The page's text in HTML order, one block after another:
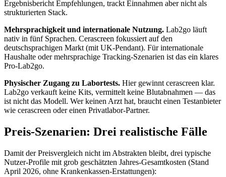
Ergebnisbericht Empfehlungen, trackt Einnahmen aber nicht als
strukturierten Stack.
Mehrsprachigkeit und internationale Nutzung. Lab2go läuft
nativ in fünf Sprachen. Cerascreen fokussiert auf den
deutschsprachigen Markt (mit UK-Pendant). Für internationale
Haushalte oder mehrsprachige Tracking-Szenarien ist das ein klares
Pro-Lab2go.
Physischer Zugang zu Labortests. Hier gewinnt cerascreen klar.
Lab2go verkauft keine Kits, vermittelt keine Blutabnahmen — das
ist nicht das Modell. Wer keinen Arzt hat, braucht einen Testanbieter
wie cerascreen oder einen Privatlabor-Partner.
Preis-Szenarien: Drei realistische Fälle
Damit der Preisvergleich nicht im Abstrakten bleibt, drei typische
Nutzer-Profile mit grob geschätzten Jahres-Gesamtkosten (Stand
April 2026, ohne Krankenkassen-Erstattungen):